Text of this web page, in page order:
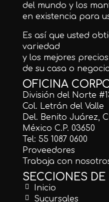
del mundo y los
en existencia para
Es así que usted
variedad
y los mejores
de su casa o
OFICINA
División del Norte
Col. Letrán del Valle
Del. Benito Juárez,
México C.P. 03650
Tel: 55 1087 0600
Proveedores
Trabaja con
SECCIONES DE
Inicio
Sucursales